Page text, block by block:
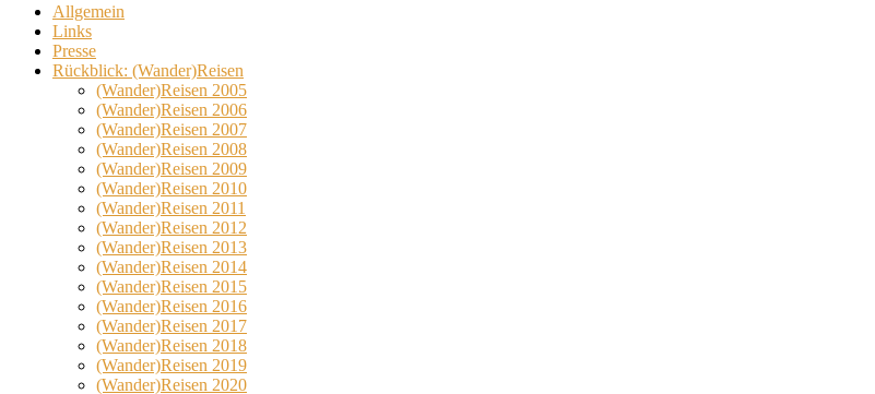
Allgemein
Links
Presse
Rückblick: (Wander)Reisen
(Wander)Reisen 2005
(Wander)Reisen 2006
(Wander)Reisen 2007
(Wander)Reisen 2008
(Wander)Reisen 2009
(Wander)Reisen 2010
(Wander)Reisen 2011
(Wander)Reisen 2012
(Wander)Reisen 2013
(Wander)Reisen 2014
(Wander)Reisen 2015
(Wander)Reisen 2016
(Wander)Reisen 2017
(Wander)Reisen 2018
(Wander)Reisen 2019
(Wander)Reisen 2020